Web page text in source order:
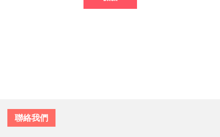
聯絡我們